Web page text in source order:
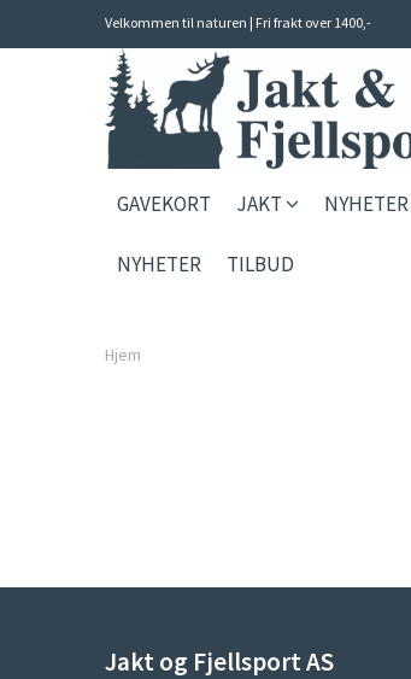
Velkommen til naturen | Fri frakt over 1400,-
GAVEKORT JAKT NYHETER
NYHETER TILBUD
Hjem
Jakt og Fjellsport AS